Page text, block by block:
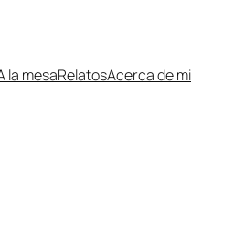
la mesaRelatosAcerca de mi